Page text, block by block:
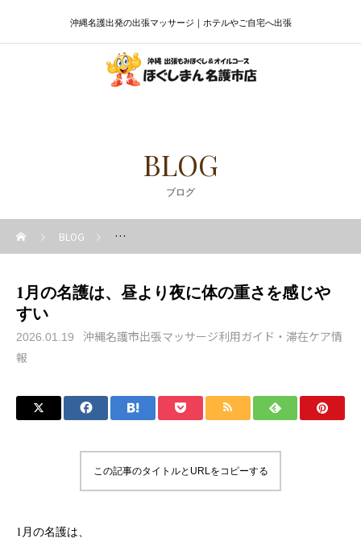
沖縄名護出発の出張マッサージ｜ホテルやご自宅へ出張
BLOG
ブログ
BLOG 沖縄名護市出張マッサージ利用ガイド・滞在ケア情報
1月の名護は、昼より夜に体の重さを感じや
すい
2026.01.19
沖縄名護市出張マッサージ利用ガイド・滞在ケア情
報
この記事のタイトルとURLをコピーする
1月の名護は、